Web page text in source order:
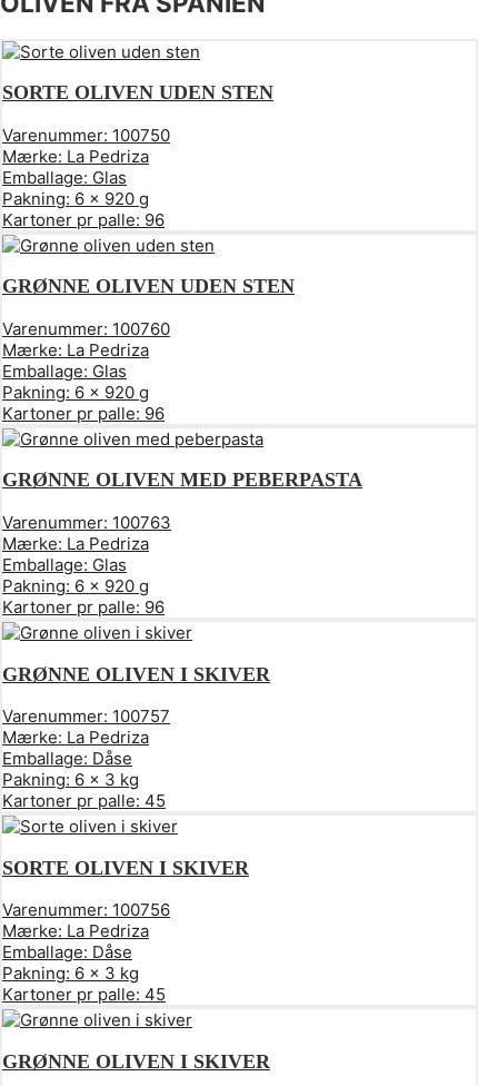
SORTE OLIVEN UDEN STEN
Varenummer: 100750
Mærke: La Pedriza
Emballage: Glas
Pakning: 6 x 920 g
Kartoner pr palle: 96
GRØNNE OLIVEN UDEN STEN
Varenummer: 100760
Mærke: La Pedriza
Emballage: Glas
Pakning: 6 x 920 g
Kartoner pr palle: 96
GRØNNE OLIVEN MED PEBERPASTA
Varenummer: 100763
Mærke: La Pedriza
Emballage: Glas
Pakning: 6 x 920 g
Kartoner pr palle: 96
GRØNNE OLIVEN I SKIVER
Varenummer: 100757
Mærke: La Pedriza
Emballage: Dåse
Pakning: 6 x 3 kg
Kartoner pr palle: 45
SORTE OLIVEN I SKIVER
Varenummer: 100756
Mærke: La Pedriza
Emballage: Dåse
Pakning: 6 x 3 kg
Kartoner pr palle: 45
GRØNNE OLIVEN I SKIVER